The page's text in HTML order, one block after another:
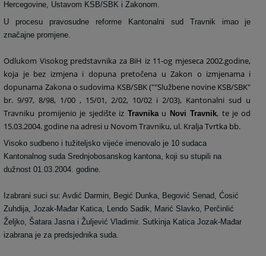
Hercegovine, Ustavom KSB/SBK i Zakonom.
U procesu pravosudne reforme Kantonalni sud Travnik imao je
značajne promjene.
Odlukom Visokog predstavnika za BiH iz 11-og mjeseca 2002.godine,
koja je bez izmjena i dopuna pretočena u Zakon o izmjenama i
dopunama Zakona o sudovima KSB/SBK (""Službene novine KSB/SBK"
br. 9/97, 8/98, 1/00 , 15/01, 2/02, 10/02 i 2/03), Kantonalni sud u
Travniku promijenio je sjedište iz Travnikau Novi Travnik, te je od
15.03.2004. godine na adresi u Novom Travniku, ul. Kralja Tvrtka bb.
Visoko sudbeno i tužiteljsko vijeće imenovalo je 10 sudaca
Kantonalnog suda Srednjobosanskog kantona, koji su stupili na
dužnost 01.03.2004. godine.
Izabrani suci su: Avdić Darmin, Begić Dunka, Begović Senad, Ćosić
Zuhdija, Jozak-Mađar Katica, Lendo Sadik, Marić Slavko, Perčinlić
Željko, Šatara Jasna i Žuljević Vladimir. Sutkinja Katica Jozak-Mađar
izabrana je za predsjednika suda.